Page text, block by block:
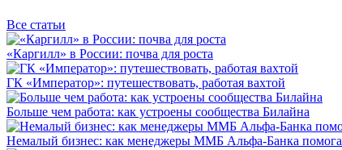
Все статьи
«Каргилл» в России: почва для роста
ГК «Император»: путешествовать, работая вахтой
Больше чем работа: как устроены сообщества Билайна
Немалый бизнес: как менеджеры ММБ Альфа-Банка